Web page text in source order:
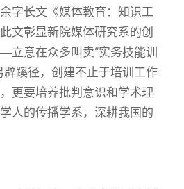
字长文《媒体教育：知识工
文彰显新院媒体研究系的创
意在众多叫卖“实务技能训
辟蹊径，创建不止于培训工作
更要培养批判意识和学术理
人的传播学系，深耕我国的